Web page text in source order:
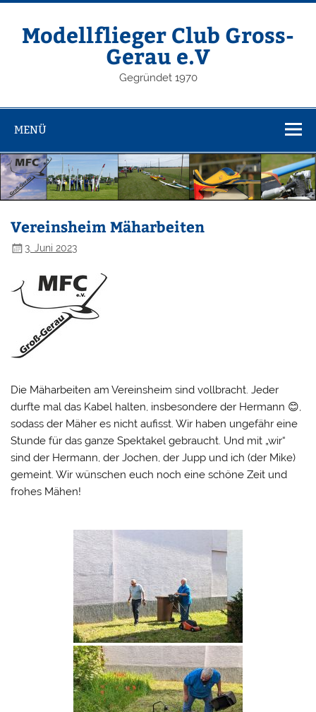
Zum
springenModellflieger Club Gross-
Gerau e.V
Gegründet 1970
MENÜ
Vereinsheim Mäharbeiten
3. Juni 2023
Die Mäharbeiten am Vereinsheim sind vollbracht. Jeder
durfte mal das Kabel halten, insbesondere der Hermann 😊,
sodass der Mäher es nicht aufisst. Wir haben ungefähr eine
Stunde für das ganze Spektakel gebraucht. Und mit „wir“
sind der Hermann, der Jochen, der Jupp und ich (der Mike)
gemeint. Wir wünschen euch noch eine schöne Zeit und
frohes Mähen!